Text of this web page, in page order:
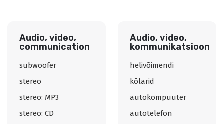
Audio, video,
communication
subwoofer
stereo
stereo: MP3
stereo: CD
Audio, video,
kommunikatsioon
helivõimendi
kõlarid
autokompuuter
autotelefon